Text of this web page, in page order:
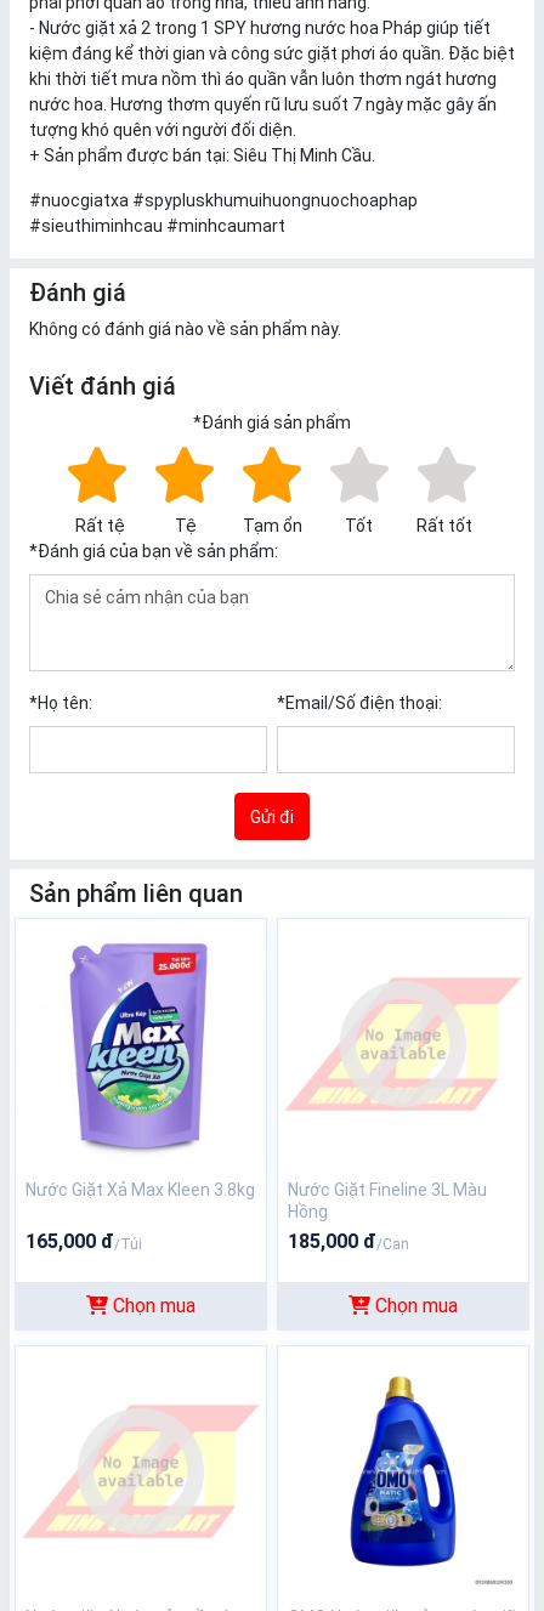
- Nước giặt xả 2 trong 1 SPY hương nước hoa Pháp giúp tiết
kiệm đáng kể thời gian và công sức giặt phơi áo quần. Đặc biệt
khi thời tiết mưa nồm thì áo quần vẫn luôn thơm ngát hương
nước hoa. Hương thơm quyến rũ lưu suốt 7 ngày mặc gây ấn
tượng khó quên với người đối diện.
+ Sản phẩm được bán tại: Siêu Thị Minh Cầu.
#nuocgiatxa #spypluskhumuihuongnuochoaphap
#sieuthiminhcau #minhcaumart
Đánh giá
Không có đánh giá nào về sản phẩm này.
Viết đánh giá
*Đánh giá sản phẩm
Rất tệ Tệ Tạm ổn Tốt
Rất tốt
*Đánh giá của bạn về sản phẩm:
*Họ tên: *Email/Số điện thoại:
Gửi đi
Sản phẩm liên quan
Nước Giặt Xả Max Kleen 3.8kg
165,000 đ/Túi
Chọn mua
Nước Giặt Fineline 3L Màu
Hồng
185,000 đ/Can
Chọn mua